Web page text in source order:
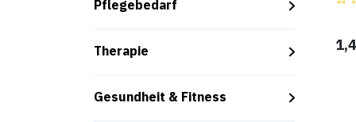
Pflegebedarf
Therapie
Gesundheit & Fitness
•
•
•